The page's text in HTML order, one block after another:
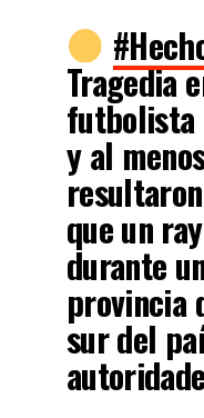
Tragedia
futbolista
y al
que un
durante
provincia
sur del